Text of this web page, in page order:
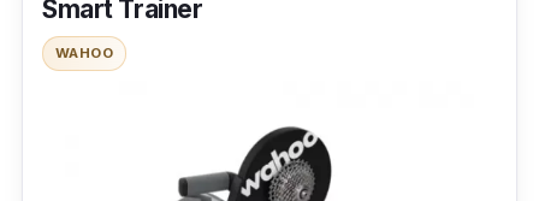
ข้อมูลเฉพาะ
กำลังวัตต์สูงสุด :
Smart Trainer
WAHOO